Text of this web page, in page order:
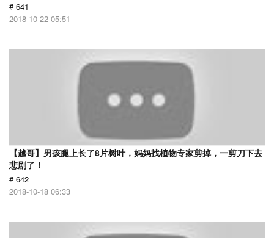
# 641
2018-10-22 05:51
【越哥】男孩腿上长了8片树叶，妈妈找植物专家剪掉，一剪刀下去
悲剧了！
# 642
2018-10-18 06:33